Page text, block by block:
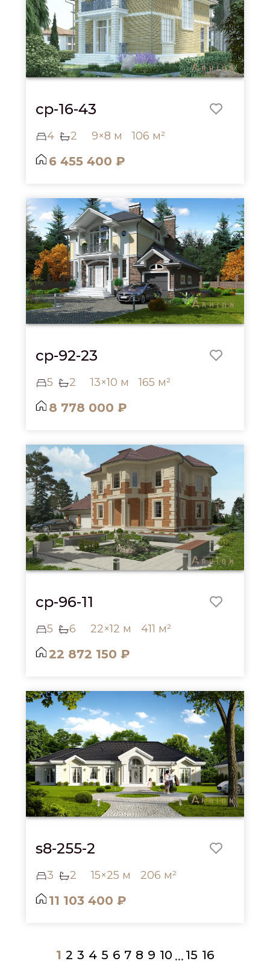
cp-16-43
4 2 9×8 м 106 м²
6 455 400 ₽
cp-92-23
5 2 13×10 м 165 м²
8 778 000 ₽
cp-96-11
5 6 22×12 м 411 м²
22 872 150 ₽
s8-255-2
3 2 15×25 м 206 м²
11 103 400 ₽
1 2 3 4 5 6 7 8 9 10 ... 15 16